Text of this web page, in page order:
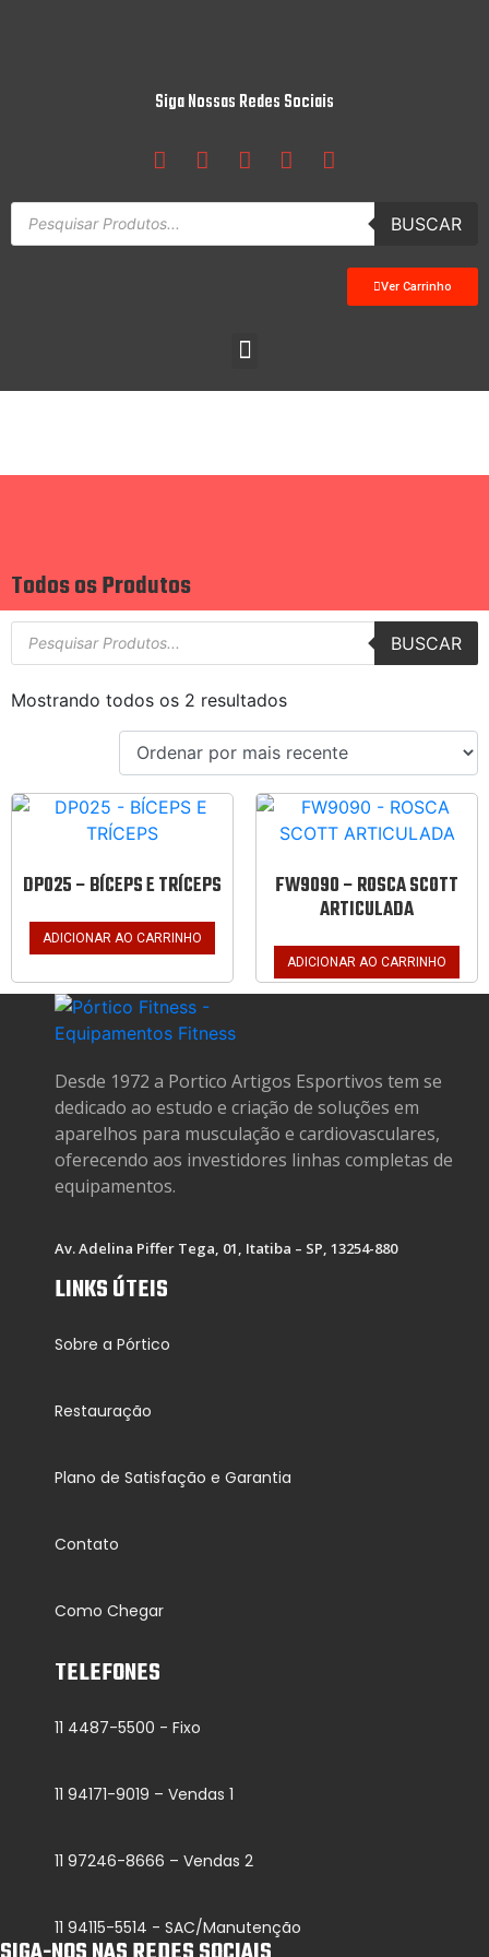
Siga Nossas Redes Sociais
BUSCAR
Ver Carrinho
Todos os Produtos
BUSCAR
Mostrando todos os 2 resultados
DP025 – BÍCEPS E TRÍCEPS
ADICIONAR AO CARRINHO
FW9090 – ROSCA SCOTT
ARTICULADA
ADICIONAR AO CARRINHO
Desde 1972 a Portico Artigos Esportivos tem se
dedicado ao estudo e criação de soluções em
aparelhos para musculação e cardiovasculares,
oferecendo aos investidores linhas completas de
equipamentos.
Av. Adelina Piffer Tega, 01, Itatiba – SP, 13254-880
LINKS ÚTEIS
Sobre a Pórtico
Restauração
Plano de Satisfação e Garantia
Contato
Como Chegar
TELEFONES
11 4487-5500 - Fixo
11 94171-9019 – Vendas 1
11 97246-8666 – Vendas 2
11 94115-5514 - SAC/Manutenção